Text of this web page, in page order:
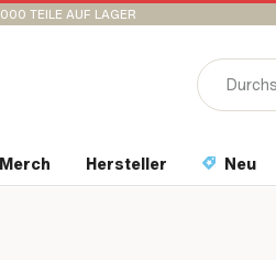
TEILE AUF LAGER
Hersteller Neu